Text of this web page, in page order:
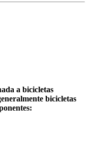
a bicicletas
bicicletas